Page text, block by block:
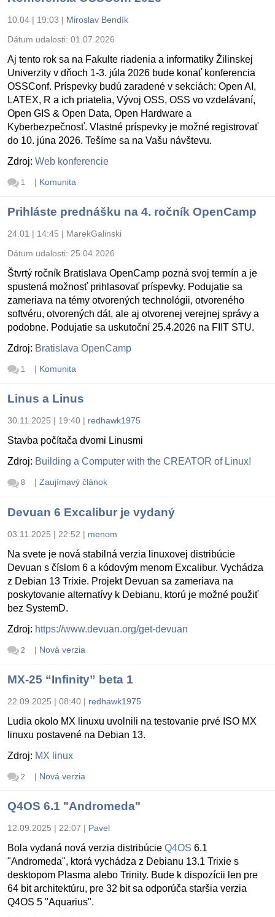
10.04 | 19:03 | Miroslav Bendík
Dátum udalosti: 01.07.2026
Aj tento rok sa na Fakulte riadenia a informatiky Žilinskej
Univerzity v dňoch 1-3. júla 2026 bude konať konferencia
OSSConf. Príspevky budú zaradené v sekciách: Open AI,
LATEX, R a ich priatelia, Vývoj OSS, OSS vo vzdelávaní,
Open GIS & Open Data, Open Hardware a
Kyberbezpečnosť. Vlastné príspevky je možné registrovať
do 10. júna 2026. Tešíme sa na Vašu návštevu.
Zdroj: Web konferencie
1 | Komunita
Prihláste prednášku na 4. ročník OpenCamp
24.01 | 14:45 | MarekGalinski
Dátum udalosti: 25.04.2026
Štvrtý ročník Bratislava OpenCamp pozná svoj termín a je
spustená možnosť prihlasovať príspevky. Podujatie sa
zameriava na témy otvorených technológii, otvoreného
softvéru, otvorených dát, ale aj otvorenej verejnej správy a
podobne. Podujatie sa uskutoční 25.4.2026 na FIIT STU.
Zdroj: Bratislava OpenCamp
1 | Komunita
Linus a Linus
30.11.2025 | 19:40 | redhawk1975
Stavba počítača dvomi Linusmi
Zdroj: Building a Computer with the CREATOR of Linux!
8 | Zaujímavý článok
Devuan 6 Excalibur je vydaný
03.11.2025 | 22:52 | menom
Na svete je nová stabilná verzia linuxovej distribúcie
Devuan s číslom 6 a kódovým menom Excalibur. Vychádza
z Debian 13 Trixie. Projekt Devuan sa zameriava na
poskytovanie alternatívy k Debianu, ktorú je možné použiť
bez SystemD.
Zdroj: https://www.devuan.org/get-devuan
2 | Nová verzia
MX-25 “Infinity” beta 1
22.09.2025 | 08:40 | redhawk1975
Ludia okolo MX linuxu uvolnili na testovanie prvé ISO MX
linuxu postavené na Debian 13.
Zdroj: MX linux
2 | Nová verzia
Q4OS 6.1 "Andromeda"
12.09.2025 | 22:07 | Pavel
Bola vydaná nová verzia distribúcie Q4OS 6.1
"Andromeda", ktorá vychádza z Debianu 13.1 Trixie s
desktopom Plasma alebo Trinity. Bude k dispozícii len pre
64 bit architektúru, pre 32 bit sa odporúča staršia verzia
Q4OS 5 "Aquarius".